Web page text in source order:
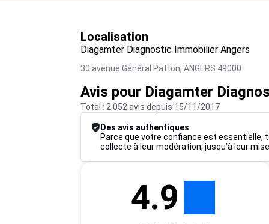
Localisation
Diagamter Diagnostic Immobilier Angers
30 avenue Général Patton, ANGERS 49000
Avis pour Diagamter
Total : 2 052 avis depuis 15/11/2017
Des avis authentiques
Parce que votre confiance est essentielle,
collecte à leur modération, jusqu’à leur
4.9